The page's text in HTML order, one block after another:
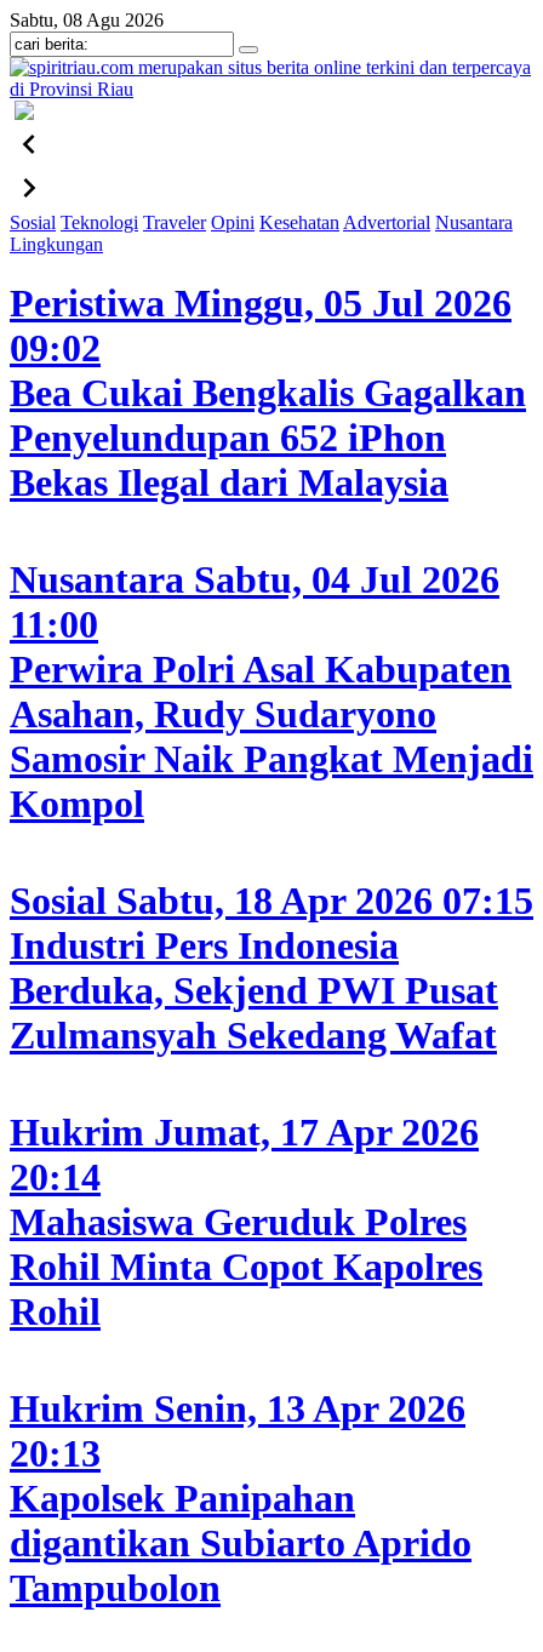
Sabtu, 08 Agu 2026
Sosial Teknologi Traveler Opini Kesehatan Advertorial Nusantara
Lingkungan
Peristiwa Minggu, 05 Jul 2026
09:02
Bea Cukai Bengkalis Gagalkan
Penyelundupan 652 iPhon
Bekas Ilegal dari Malaysia
Nusantara Sabtu, 04 Jul 2026
11:00
Perwira Polri Asal Kabupaten
Asahan, Rudy Sudaryono
Samosir Naik Pangkat Menjadi
Kompol
Sosial Sabtu, 18 Apr 2026 07:15
Industri Pers Indonesia
Berduka, Sekjend PWI Pusat
Zulmansyah Sekedang Wafat
Hukrim Jumat, 17 Apr 2026
20:14
Mahasiswa Geruduk Polres
Rohil Minta Copot Kapolres
Rohil
Hukrim Senin, 13 Apr 2026
20:13
Kapolsek Panipahan
digantikan Subiarto Aprido
Tampubolon